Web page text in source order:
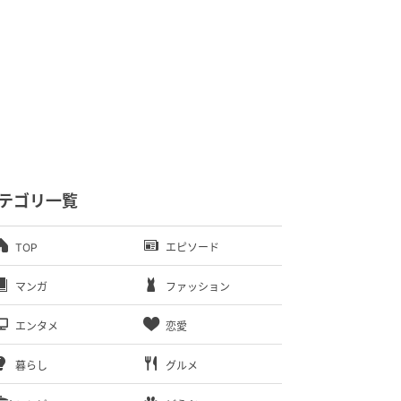
ゴリ一覧
TOP エピソード
マンガ ファッション
エンタメ 恋愛
暮らし グルメ